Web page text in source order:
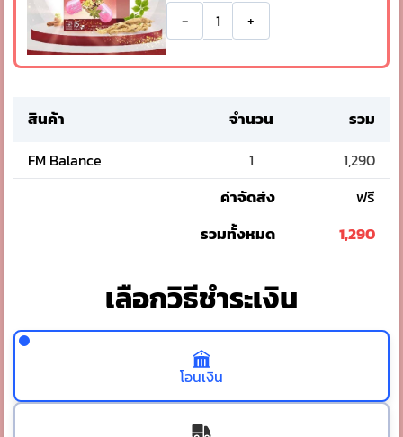
- +
สินค้า จำนวน รวม
FM Balance 1 1,290
ค่าจัดส่ง
ฟรี
รวมทั้งหมด
1,290
เลือกวิธีชำระเงิน
โอนเงิน